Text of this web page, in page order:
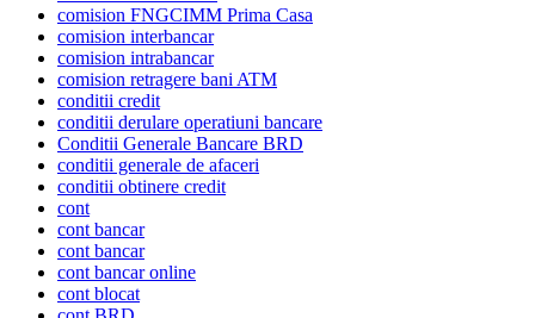
comision FNGCIMM Prima Casa
comision interbancar
comision intrabancar
comision retragere bani ATM
conditii credit
conditii derulare operatiuni bancare
Conditii Generale Bancare BRD
conditii generale de afaceri
conditii obtinere credit
cont
cont bancar
cont bancar
cont bancar online
cont blocat